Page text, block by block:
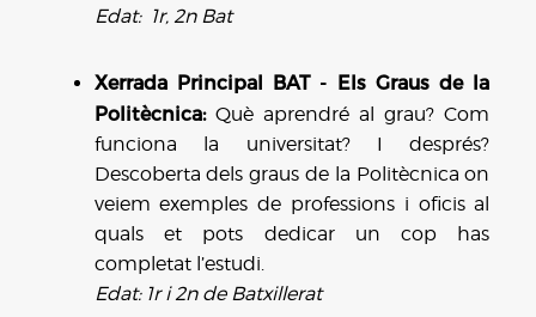
Edat: 1r, 2n Bat
Xerrada Principal BAT - Els Graus de la
Politècnica:Què aprendré al grau? Com
funciona la universitat? I després?
Descoberta dels graus de la Politècnica on
veiem exemples de professions i oficis al
quals et pots dedicar un cop has
completat l’estudi.
Edat: 1r i 2n de Batxillerat